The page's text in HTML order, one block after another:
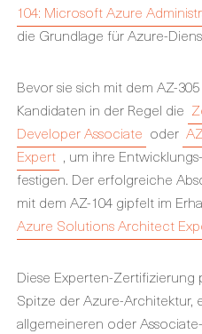
104: Microsoft Azure
die Grundlage für Azure-
Bevor sie sich mit dem AZ-
Kandidaten in der Regel die
Developer Associate oder
Expert , um ihre
festigen. Der erfolgreiche
mit dem AZ-104 gipfelt im
Azure Solutions Architect
Diese Experten-
Spitze der Azure-Architektur,
allgemeineren oder